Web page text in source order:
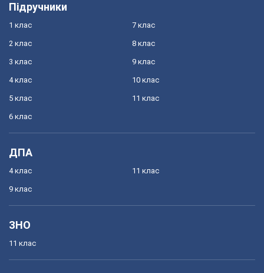
Підручники
1 клас
2 клас
3 клас
4 клас
5 клас
6 клас
7 клас
8 клас
9 клас
10 клас
11 клас
ДПА
4 клас
9 клас
11 клас
ЗНО
11 клас